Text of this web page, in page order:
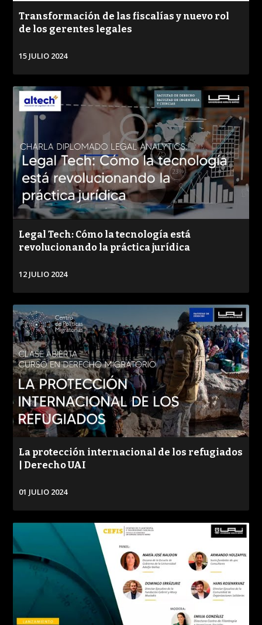
Transformación de las fiscalías y nuevo rol
de los gerentes legales
15 JULIO 2024
VER
Legal Tech: Cómo la tecnología está
revolucionando la práctica jurídica
12 JULIO 2024
VER
La protección internacional de los refugiados
| Derecho UAI
01 JULIO 2024
VER